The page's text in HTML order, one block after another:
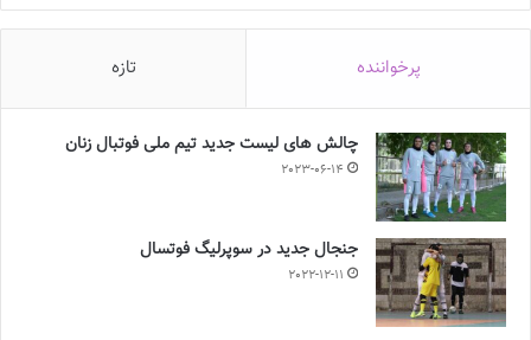
پرخواننده تازه
چالش هاى ليست جدید تيم ملى فوتبال زنان
2023-06-14
جنجال جدید در سوپرلیگ فوتسال
2022-12-11